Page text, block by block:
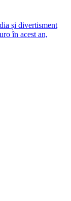
și divertisment
în acest an,